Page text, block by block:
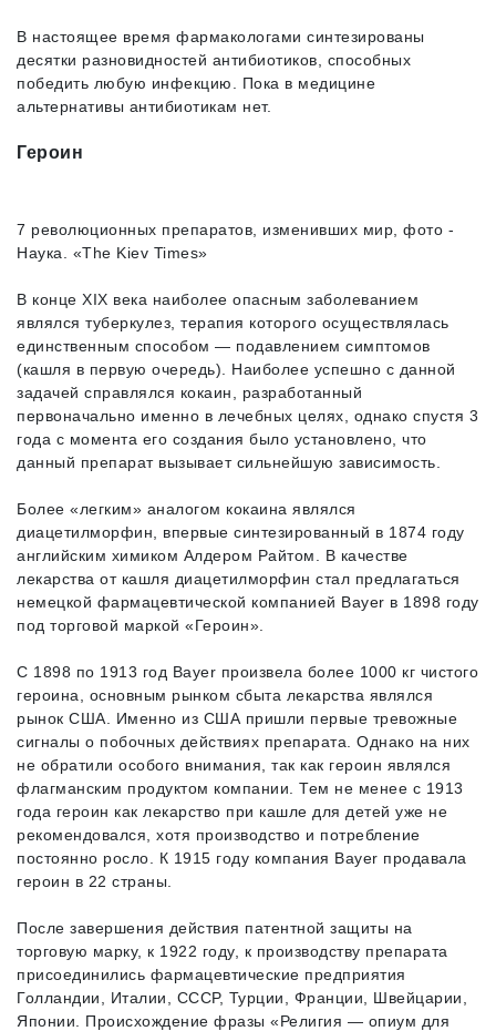
В настоящее время фармакологами синтезированы
десятки разновидностей антибиотиков, способных
победить любую инфекцию. Пока в медицине
альтернативы антибиотикам нет.
Героин
7 революционных препаратов, изменивших мир, фото -
Наука. «The Kiev Times»
В конце XIX века наиболее опасным заболеванием
являлся туберкулез, терапия которого осуществлялась
единственным способом — подавлением симптомов
(кашля в первую очередь). Наиболее успешно с данной
задачей справлялся кокаин, разработанный
первоначально именно в лечебных целях, однако спустя 3
года с момента его создания было установлено, что
данный препарат вызывает сильнейшую зависимость.
Более «легким» аналогом кокаина являлся
диацетилморфин, впервые синтезированный в 1874 году
английским химиком Алдером Райтом. В качестве
лекарства от кашля диацетилморфин стал предлагаться
немецкой фармацевтической компанией Bayer в 1898 году
под торговой маркой «Героин».
С 1898 по 1913 год Bayer произвела более 1000 кг чистого
героина, основным рынком сбыта лекарства являлся
рынок США. Именно из США пришли первые тревожные
сигналы о побочных действиях препарата. Однако на них
не обратили особого внимания, так как героин являлся
флагманским продуктом компании. Тем не менее с 1913
года героин как лекарство при кашле для детей уже не
рекомендовался, хотя производство и потребление
постоянно росло. К 1915 году компания Bayer продавала
героин в 22 страны.
После завершения действия патентной защиты на
торговую марку, к 1922 году, к производству препарата
присоединились фармацевтические предприятия
Голландии, Италии, СССР, Турции, Франции, Швейцарии,
Японии. Происхождение фразы «Религия — опиум для